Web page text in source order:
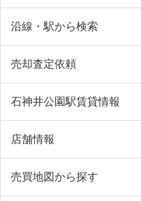
沿線・駅から検索
売却査定依頼
石神井公園駅賃貸情報
店舗情報
売買地図から探す